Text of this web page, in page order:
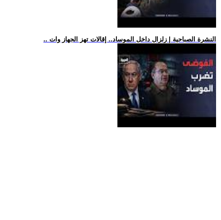
.. النشرة الصباحية | زلزال داخل الموساد.. إقالات تهز الجهاز وات